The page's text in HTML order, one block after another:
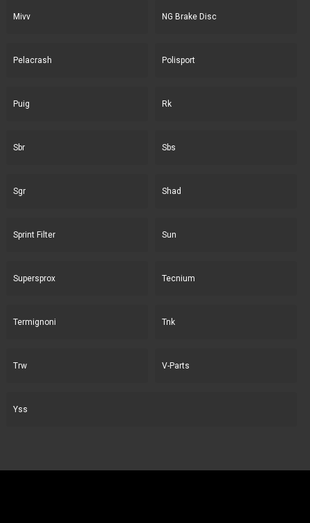
Mivv NG Brake Disc
Pelacrash Polisport
Puig Rk
Sbr Sbs
Sgr Shad
Sprint Filter Sun
Supersprox Tecnium
Termignoni Tnk
Trw V-Parts
Yss